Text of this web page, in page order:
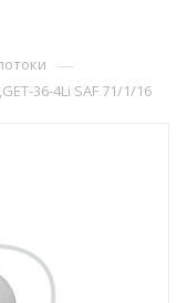
—
36-4Li SAF 71/1/16